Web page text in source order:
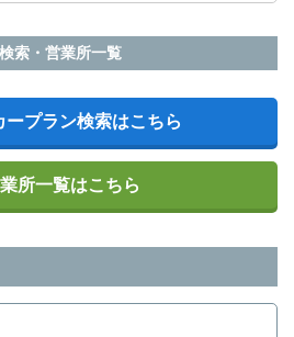
索・営業所一覧
ープラン検索はこちら
所一覧はこちら